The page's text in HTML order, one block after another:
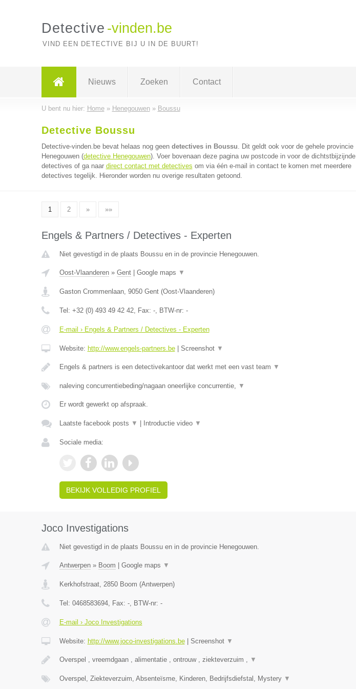
Detective -vinden.be
VIND EEN DETECTIVE BIJ U IN DE BUURT!
Nieuws Zoeken Contact
U bent nu hier: Home» Henegouwen» Boussu
Detective Boussu
Detective-vinden.be bevat helaas nog geen detectives in Boussu. Dit geldt ook voor de gehele provincie
Henegouwen (detective Henegouwen). Voer bovenaan deze pagina uw postcode in voor de dichtstbijzijnde
detectives of ga naar direct contact met detectives om via één e-mail in contact te komen met meerdere
detectives tegelijk. Hieronder worden nu overige resultaten getoond.
1 2 » »»
Engels & Partners / Detectives - Experten
Niet gevestigd in de plaats Boussu en in de provincie Henegouwen.
Oost-Vlaanderen» Gent| Google maps ▼
Gaston Crommenlaan, 9050 Gent(Oost-Vlaanderen)
Tel: +32 (0) 493 49 42 42, Fax: -, BTW-nr: -
E-mail › Engels & Partners / Detectives - Experten
Website: http://www.engels-partners.be| Screenshot ▼
Engels & partners is een detectivekantoor dat werkt met een vast team ▼
naleving concurrentiebeding/nagaan oneerlijke concurrentie, ▼
Er wordt gewerkt op afspraak.
Laatste facebook posts ▼ Introductie video ▼
Sociale media:
BEKIJK VOLLEDIG PROFIEL
Joco Investigations
Niet gevestigd in de plaats Boussu en in de provincie Henegouwen.
Antwerpen» Boom Google maps ▼
Kerkhofstraat, 2850 Boom (Antwerpen)
Tel: 0468583694, Fax: -, BTW-nr: -
E-mail › Joco Investigations
Website: http://www.joco-investigations.be| Screenshot ▼
Overspel , vreemdgaan , alimentatie , ontrouw , ziekteverzuim , ▼
Overspel, Ziekteverzuim, Absenteïsme, Kinderen, Bedrijfsdiefstal, Mystery ▼